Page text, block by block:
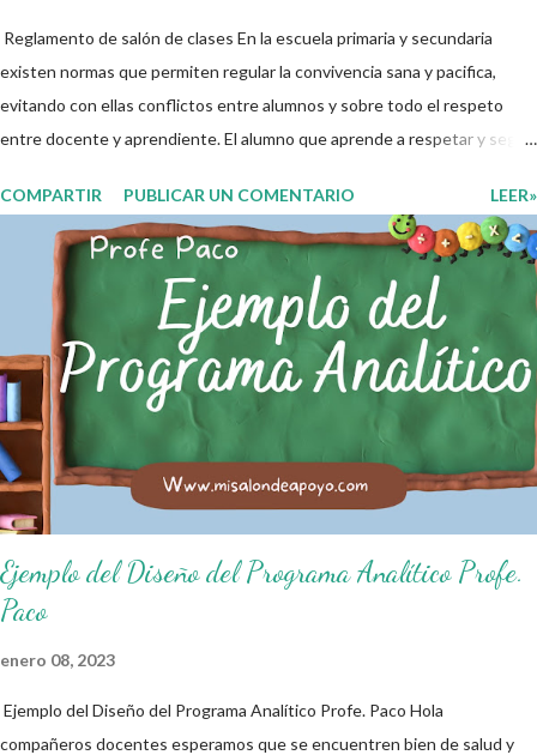
Reglamento de salón de clases En la escuela primaria y secundaria
existen normas que permiten regular la convivencia sana y pacifica,
evitando con ellas conflictos entre alumnos y sobre todo el respeto
entre docente y aprendiente. El alumno que aprende a respetar y seguir
entiende las consecuencias de sus acciones, es por eso que el objetivo
fundamental de las normas de clases o reglamento de aula buscan
formar aprendientes que desde pequeños, entiendan, analizan y
practiquen las grandes responsabilidades que conlleva ser un buen
ciudadano. A continuación les compartimos algunos ejemplos de reglas
de salón de clases: 1. Cumplo con mis tareas y trabajos. 2. Cuidado mi
higiene personal. 3. Levanto la mano para hablar. 4. Pido permiso para
ir al baño 5. Deposito la basura en su lugar. 6. Cumplo con mis útiles
esc...
COMPARTIR PUBLICAR UN COMENTARIO LEER»
Ejemplo del Diseño del Programa Analítico Profe.
Paco
enero 08, 2023
Ejemplo del Diseño del Programa Analítico Profe. Paco Hola
compañeros docentes esperamos que se encuentren bien de salud y